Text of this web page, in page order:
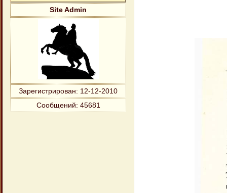
Site Admin
Зарегистрирован: 12-12-2010
Сообщений: 45681